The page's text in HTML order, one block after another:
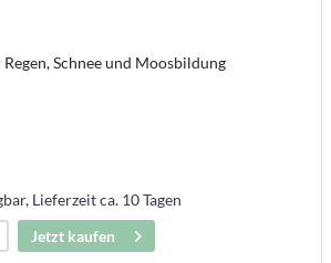
Schnee und Moosbildung
Lieferzeit ca. 10 Tagen
Jetzt kaufen